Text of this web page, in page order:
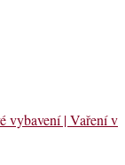
vybavení | Vaření v